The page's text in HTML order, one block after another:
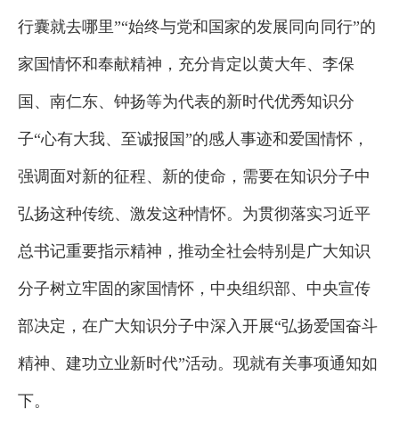
行囊就去哪里”“始终与党和国家的发展同向同行”的
家国情怀和奉献精神，充分肯定以黄大年、李保
国、南仁东、钟扬等为代表的新时代优秀知识分
子“心有大我、至诚报国”的感人事迹和爱国情怀，
强调面对新的征程、新的使命，需要在知识分子中
弘扬这种传统、激发这种情怀。为贯彻落实习近平
总书记重要指示精神，推动全社会特别是广大知识
分子树立牢固的家国情怀，中央组织部、中央宣传
部决定，在广大知识分子中深入开展“弘扬爱国奋斗
精神、建功立业新时代”活动。现就有关事项通知如
下。